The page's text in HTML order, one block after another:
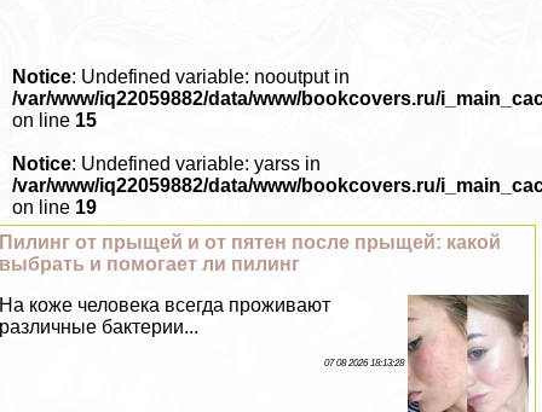
Notice: Undefined variable: nooutput in
/var/www/iq22059882/data/www/bookcovers.ru/
on line 15
Notice: Undefined variable: yarss in
/var/www/iq22059882/data/www/bookcovers.ru/
on line 19
Пилинг от прыщей и от пятен после прыщей: какой
выбрать и помогает ли пилинг
На коже человека всегда проживают
различные бактерии...
07 08 2026 18:13:28